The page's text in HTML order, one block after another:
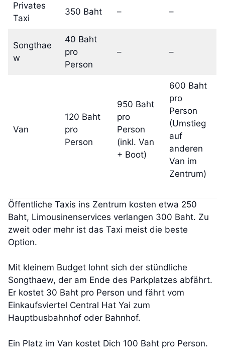
Privates
Taxi
350 Baht – –
Songthae
w
40 Baht
pro
Person
– –
Van
120 Baht
pro
Person
950 Baht
pro
Person
(inkl. Van
+ Boot)
600 Baht
pro
Person
(Umstieg
auf
anderen
Van im
Zentrum)
Öffentliche Taxis ins Zentrum kosten etwa 250
Baht, Limousinenservices verlangen 300 Baht. Zu
zweit oder mehr ist das Taxi meist die beste
Option.
Mit kleinem Budget lohnt sich der stündliche
Songthaew, der am Ende des Parkplatzes abfährt.
Er kostet 30 Baht pro Person und fährt vom
Einkaufsviertel Central Hat Yai zum
Hauptbusbahnhof oder Bahnhof.
Ein Platz im Van kostet Dich 100 Baht pro Person.